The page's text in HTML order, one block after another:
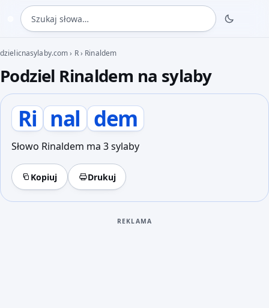
Szukaj słowa
dzielicnasylaby.com› R› Rinaldem
Podziel Rinaldem na sylaby
Ri nal dem
Słowo Rinaldem ma 3 sylaby
Kopiuj Drukuj
REKLAMA